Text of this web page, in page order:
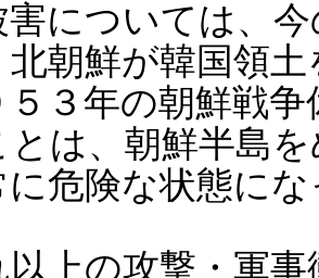
害については、
朝鮮が韓国領
５３年の朝鮮戦
とは、朝鮮半島
に危険な状態に
上の攻撃・軍事